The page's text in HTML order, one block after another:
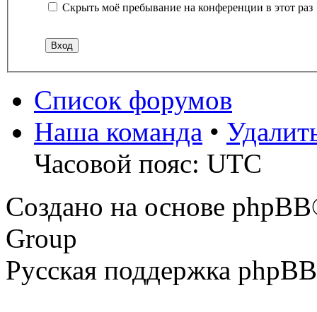
Скрыть моё пребывание на конференции в этот раз
Список форумов
Наша команда •
Часовой пояс: UTC
Создано на основе
Group
Русская поддержка phpBB